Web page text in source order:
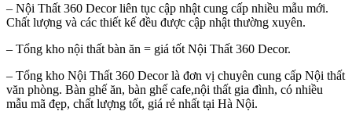
– Nội Thất 360 Decor liên tục cập nhật cung cấp nhiều mẫu mới.
Chất lượng và các thiết kế đều được cập nhật thường xuyên.
– Tổng kho nội thất bàn ăn = giá tốt Nội Thất 360 Decor.
– Tổng kho Nội Thất 360 Decor là đơn vị chuyên cung cấp Nội thất
văn phòng. Bàn ghế ăn, bàn ghế cafe,nội thất gia đình, có nhiều
mẫu mã đẹp, chất lượng tốt, giá rẻ nhất tại Hà Nội.